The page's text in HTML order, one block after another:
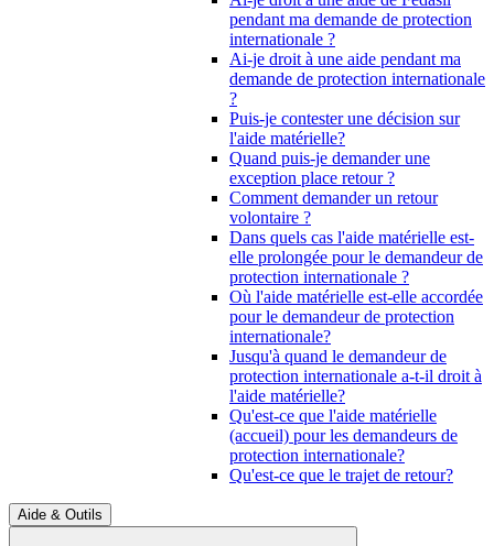
pendant ma demande de protection
internationale ?
Ai-je droit à une aide pendant ma
demande de protection internationale
?
Puis-je contester une décision sur
l'aide matérielle?
Quand puis-je demander une
exception place retour ?
Comment demander un retour
volontaire ?
Dans quels cas l'aide matérielle est-
elle prolongée pour le demandeur de
protection internationale ?
Où l'aide matérielle est-elle accordée
pour le demandeur de protection
internationale?
Jusqu'à quand le demandeur de
protection internationale a-t-il droit à
l'aide matérielle?
Qu'est-ce que l'aide matérielle
(accueil) pour les demandeurs de
protection internationale?
Qu'est-ce que le trajet de retour?
Aide & Outils